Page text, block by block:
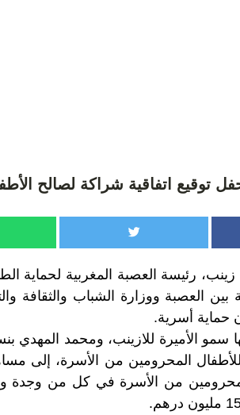
توقيع اتفاقية شراكة لصالح
رئيسة العصبة المغربية لحماية
بين العصبة ووزارة الشباب والثقافة
حماية أسرية.
سمو الأميرة للازينب، ومحمد المهدي
المحرومين من الأسرة، إلى
من الأسرة في كل من وجدة